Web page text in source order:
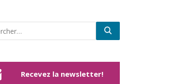
Recevez la newsletter!